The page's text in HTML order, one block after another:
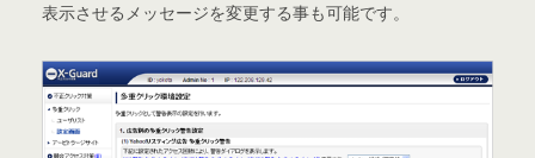
表示させるメッセージを変更する事も可能です。